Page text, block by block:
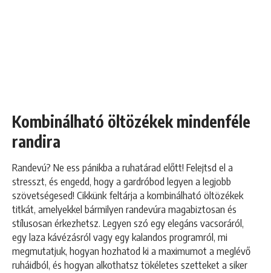
Kombinálható öltözékek mindenféle
randira
Randevú? Ne ess pánikba a ruhatárad előtt! Felejtsd el a
stresszt, és engedd, hogy a gardróbod legyen a legjobb
szövetségesed! Cikkünk feltárja a kombinálható öltözékek
titkát, amelyekkel bármilyen randevúra magabiztosan és
stílusosan érkezhetsz. Legyen szó egy elegáns vacsoráról,
egy laza kávézásról vagy egy kalandos programról, mi
megmutatjuk, hogyan hozhatod ki a maximumot a meglévő
ruháidból, és hogyan alkothatsz tökéletes szetteket a siker